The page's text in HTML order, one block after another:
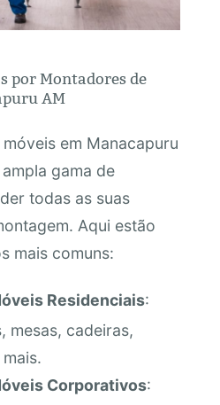
por Montadores de
AM
em Manacapuru
gama de
todas as suas
Aqui estão
mais comuns:
Residenciais:
mesas, cadeiras,
Corporativos: